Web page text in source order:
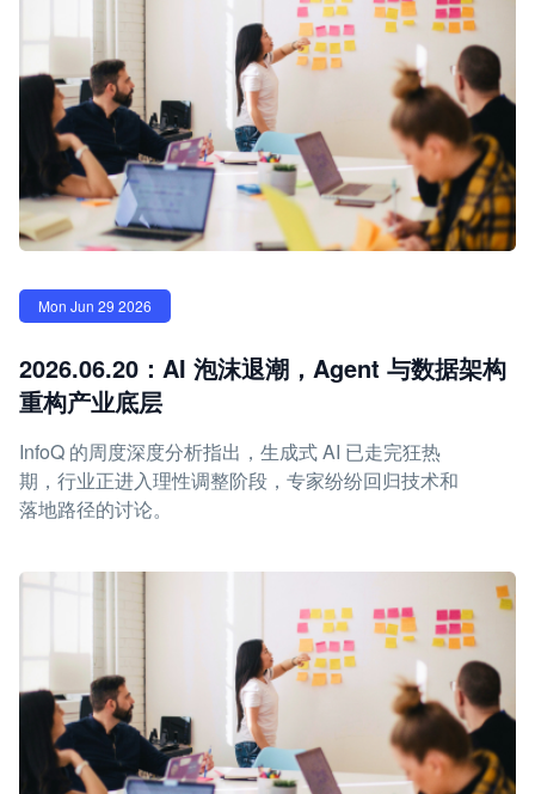
Mon Jun 29 2026
2026.06.20：AI 泡沫退潮，Agent 与数据架构
重构产业底层
InfoQ 的周度深度分析指出，生成式 AI 已走完狂热
期，行业正进入理性调整阶段，专家纷纷回归技术和
落地路径的讨论。